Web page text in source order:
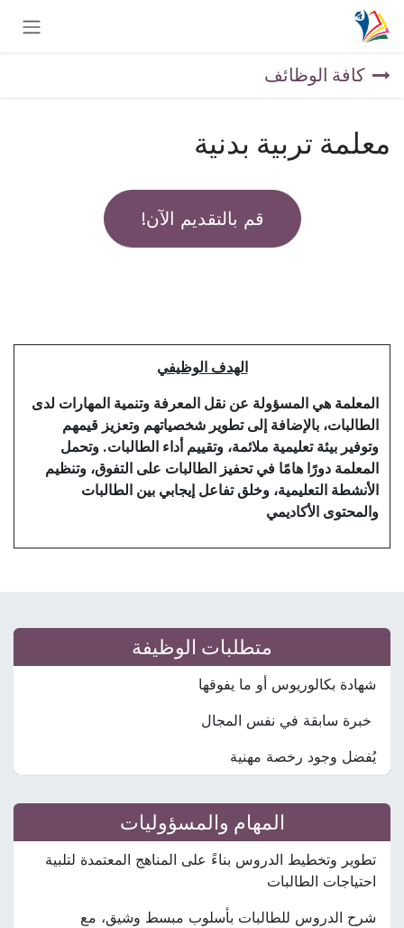
تخطي للذهاب إلى المحتوى
كافة الوظائف
معلمة تربية بدنية
قم بالتقديم الآن!
الهدف الوظيفي
المعلمة هي المسؤولة عن نقل المعرفة وتنمية المهارات لدى
الطالبات، بالإضافة إلى تطوير شخصياتهم وتعزيز قيمهم
وتوفير بيئة تعليمية ملائمة، وتقييم أداء الطالبات. وتحمل
المعلمة دورًا هامًا في تحفيز الطالبات على التفوق، وتنظيم
الأنشطة التعليمية، وخلق تفاعل إيجابي بين الطالبات
والمحتوى الأكاديمي
متطلبات الوظيفة
شهادة بكالوريوس أو ما يفوقها
خبرة سابقة في نفس المجال
يُفضل وجود رخصة مهنية
المهام والمسؤوليات
تطوير وتخطيط الدروس بناءً على المناهج المعتمدة لتلبية
احتياجات الطالبات
شرح الدروس للطالبات بأسلوب مبسط وشيق، مع